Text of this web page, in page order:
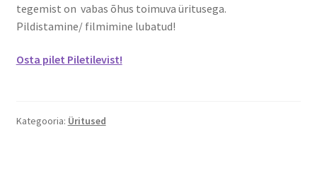
tegemist on vabas õhus toimuva üritusega.
Pildistamine/ filmimine lubatud!
Osta pilet Piletilevist!
Kategooria: Üritused